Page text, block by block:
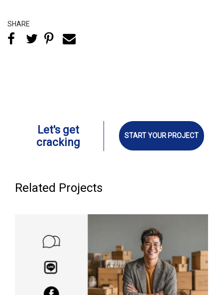
SHARE
Let's get
cracking
START YOUR PROJECT
Related Projects